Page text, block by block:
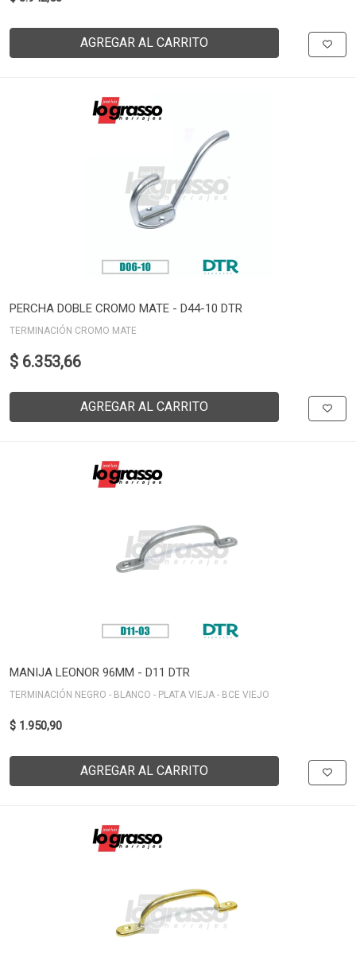
AGREGAR AL CARRITO
PERCHA DOBLE CROMO MATE - D44-10 DTR
TERMINACIÓN CROMO MATE
$ 6.353,66
AGREGAR AL CARRITO
MANIJA LEONOR 96MM - D11 DTR
TERMINACIÓN NEGRO - BLANCO - PLATA VIEJA - BCE VIEJO
$ 1.950,90
AGREGAR AL CARRITO